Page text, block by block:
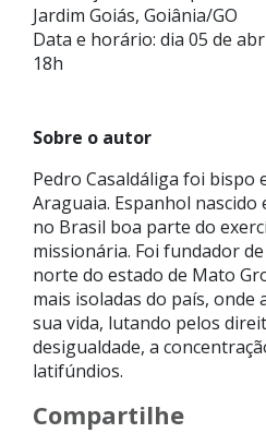
Jardim Goiás, Goiânia/GO
Data e horário: dia 05 de
18h
Sobre o autor
Pedro Casaldáliga foi bispo
Araguaia. Espanhol
no Brasil boa parte do
missionária. Foi fundador
norte do estado de Mato
mais isoladas do país, onde
sua vida, lutando pelos
desigualdade, a
latifúndios.
Compartilhe